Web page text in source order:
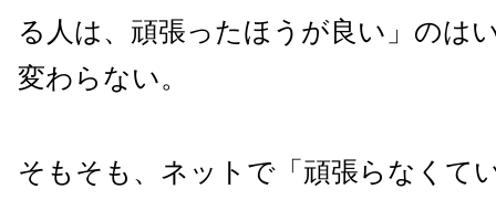
る人は、頑張ったほうが良い」のは
変わらない。
そもそも、ネットで「頑張らなくて